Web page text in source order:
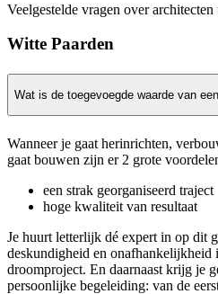
Veelgestelde vragen over architecten
Witte Paarden
Wat is de toegevoegde waarde van
Wanneer je gaat herinrichten,
gaat bouwen zijn er 2 grote
een strak georganiseerd traject
hoge kwaliteit van resultaat
Je huurt letterlijk dé expert in op dit
deskundigheid en
droomproject. En daarnaast krijg je
persoonlijke begeleiding: van de